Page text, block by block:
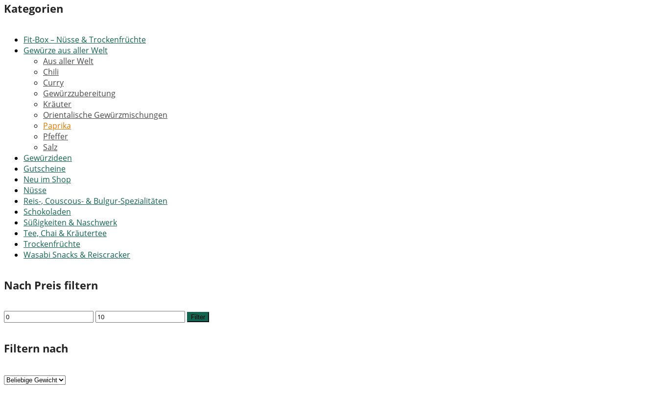
Kategorien
Fit-Box – Nüsse & Trockenfrüchte
Gewürze aus aller Welt
Aus aller Welt
Chili
Curry
Gewürzzubereitung
Kräuter
Orientalische Gewürzmischungen
Paprika
Pfeffer
Salz
Gewürzideen
Gutscheine
Neu im Shop
Nüsse
Reis-, Couscous- & Bulgur-Spezialitäten
Schokoladen
Süßigkeiten & Naschwerk
Tee, Chai & Kräutertee
Trockenfrüchte
Wasabi Snacks & Reiscracker
Nach Preis filtern
Min.
Max.
Filter
Filtern nach